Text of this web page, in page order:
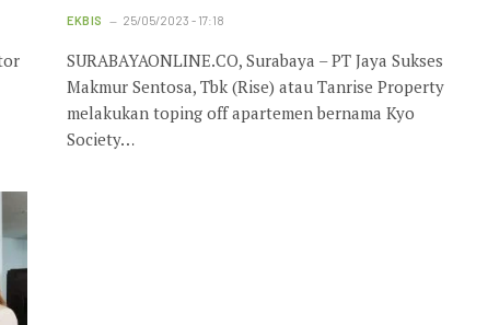
EKBIS 25/05/2023 - 17:18
SURABAYAONLINE.CO, Surabaya – PT Jaya Sukses
Makmur Sentosa, Tbk (Rise) atau Tanrise Property
melakukan toping off apartemen bernama Kyo
Society…